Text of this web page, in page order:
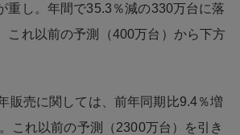
重し。年間で35.3％減の330万台に落
これ以前の予測（400万台）から下方
販売に関しては、前年同期比9.4％増
これ以前の予測（2300万台）を引き